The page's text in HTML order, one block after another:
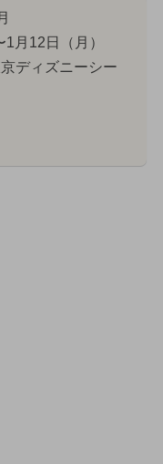
月12日（月）
ディズニーシー